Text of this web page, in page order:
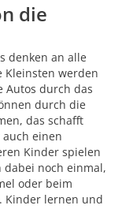
die
denken an alle
Kleinsten werden
Autos durch das
durch die
das schafft
einen
Kinder spielen
dabei noch einmal,
oder beim
Kinder lernen und